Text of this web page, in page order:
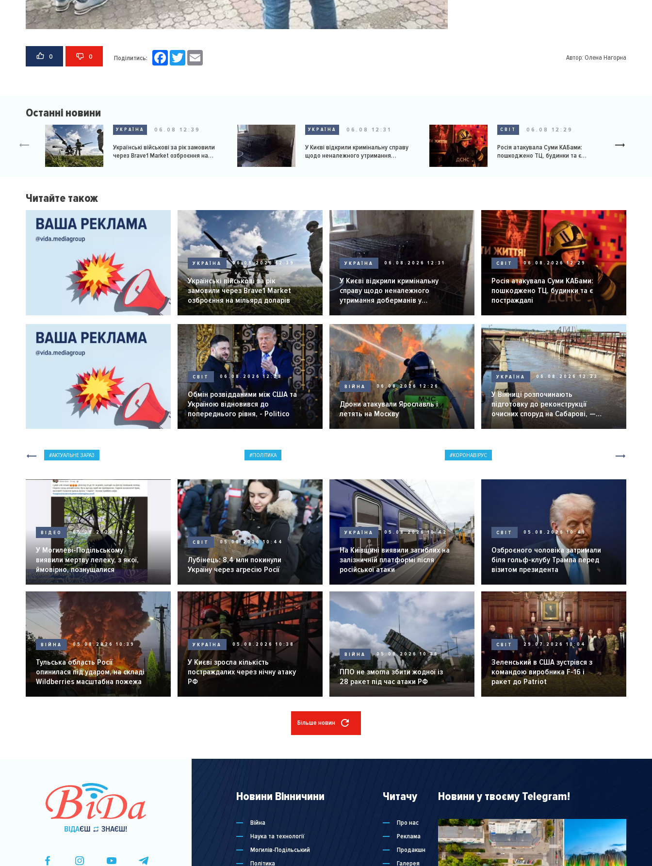
0 0 Поділитись: FacebookTwitter Автор: Олена Нагорна
Останні новини
УКРАЇНА 06.08 12:39
Українські військові за рік замовили
через Brave1 Market озброєння на
УКРАЇНА 06.08 12:31
У Києві відкрили кримінальну справу
щодо неналежного утримання
СВІТ 06.08 12:29
Росія атакувала Суми КАБами:
пошкоджено ТЦ, будинки та є
Читайте також
УКРАЇНА 06.08.2026 12:39
Українські військові за рік
замовили через Brave1 Market
озброєння на мільярд доларів
УКРАЇНА 06.08.2026 12:31
У Києві відкрили кримінальну
справу щодо неналежного
утримання доберманів у
розпліднику
СВІТ 06.08.2026 12:29
Росія атакувала Суми КАБами:
пошкоджено ТЦ, будинки та є
постраждалі
СВІТ 06.08.2026 12:28
Обмін розвідданими між США та
Україною відновився до
попереднього рівня, - Politico
ВІЙНА 06.08.2026 12:26
Дрони атакували Ярославль і
летять на Москву
УКРАЇНА 06.08.2026 12:23
У Вінниці розпочинають
підготовку до реконструкції
очисних споруд на Сабарові, —
мер Вінниці.
АКТУАЛЬНЕ ЗАРАЗ ПОЛІТИКА КОРОНАВІРУС
ВІДЕО 05.08.2026 10:47
У Могилеві-Подільському
виявили мертву лелеку, з якої,
ймовірно, познущалися
СВІТ 05.08.2026 10:44
Лубінець: 8,4 млн покинули
Україну через агресію Росії
УКРАЇНА 05.08.2026 10:42
На Київщині виявили загиблих на
залізничній платформі після
російської атаки
СВІТ 05.08.2026 10:41
Озброєного чоловіка затримали
біля гольф-клубу Трампа перед
візитом президента
ВІЙНА 05.08.2026 10:39
Тульська область Росії
опинилася під ударом, на складі
Wildberries масштабна пожежа
УКРАЇНА 05.08.2026 10:38
У Києві зросла кількість
постраждалих через нічну атаку
РФ
ВІЙНА 05.08.2026 10:36
ППО не змогла збити жодної із
28 ракет під час атаки РФ
СВІТ 29.07.2026 10:04
Зеленський в США зустрівся з
командою виробника F-16 і
ракет до Patriot
Більше новин
Новини Вінничини
Війна
Наука та технології
Могилів-Подільський
Політика
Читачу
Про нас
Реклама
Продакшн
Галерея
Новини у твоєму Telegram!